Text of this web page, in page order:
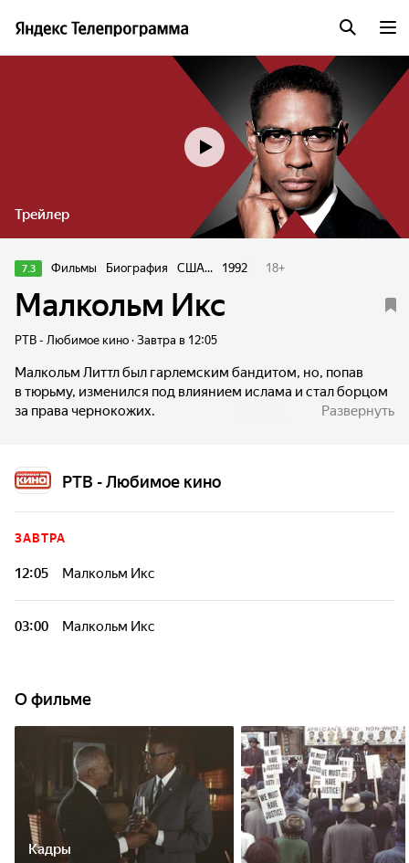
Трейлер
7.3 Фильмы Биография США... 1992 18+
Малкольм Икс
РТВ - Любимое кино · Завтра в 12:05
Малкольм Литтл был гарлемским бандитом, но, попав
в тюрьму, изменился под влиянием ислама и стал борцом
за права чернокожих.
Развернуть
РТВ - Любимое кино
ЗАВТРА
12:05 Малкольм Икс
03:00 Малкольм Икс
О фильме
Кадры